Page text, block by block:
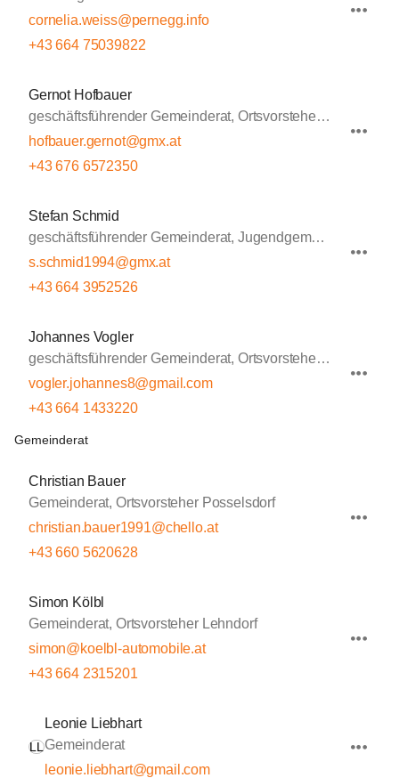
cornelia.weiss@pernegg.info
+43 664 75039822
Gernot Hofbauer
geschäftsführender Gemeinderat, Ortsvorsteher Raisdorf
hofbauer.gernot@gmx.at
+43 676 6572350
Stefan Schmid
geschäftsführender Gemeinderat, Jugendgemeinderat
s.schmid1994@gmx.at
+43 664 3952526
Johannes Vogler
geschäftsführender Gemeinderat, Ortsvorsteher Nödersdorf
vogler.johannes8@gmail.com
+43 664 1433220
Gemeinderat
Christian Bauer
Gemeinderat, Ortsvorsteher Posselsdorf
christian.bauer1991@chello.at
+43 660 5620628
Simon Kölbl
Gemeinderat, Ortsvorsteher Lehndorf
simon@koelbl-automobile.at
+43 664 2315201
LL
Leonie Liebhart
Gemeinderat
leonie.liebhart@gmail.com